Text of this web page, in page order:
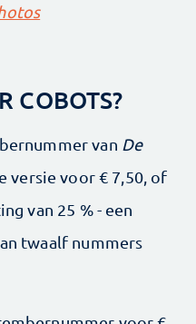
COBOTS?
van De
versie voor € 7,50, of
van 25 % - een
twaalf nummers